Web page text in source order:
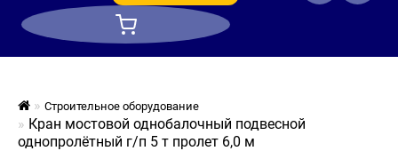
Строительное оборудование
Кран мостовой однобалочный подвесной
однопролётный г/п 5 т пролет 6,0 м